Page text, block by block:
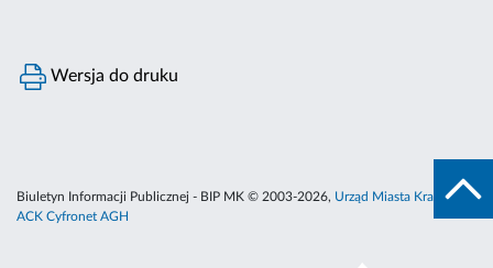
Wersja do druku
Biuletyn Informacji Publicznej - BIP MK © 2003-2026, Urząd Miasta Krakowa
ACK Cyfronet AGH